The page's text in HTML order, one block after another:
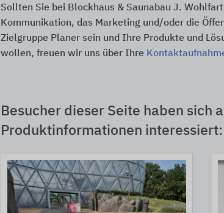
Sollten Sie bei Blockhaus & Saunabau J.
Kommunikation, das Marketing und/oder die
Zielgruppe Planer sein und Ihre Produkte und
wollen, freuen wir uns über Ihre
Besucher dieser Seite haben sich
Produktinformationen interessiert: